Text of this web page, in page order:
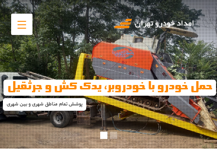
حمل خودرو با خودروبر، یدک کش و جرثقیل
پوشش تمام مناطق شهری و بین شهری